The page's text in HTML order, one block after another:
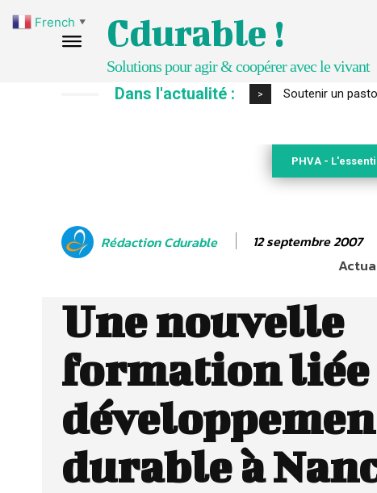
Cdurable !
Solutions pour agir & coopérer avec le vivant
Dans l'actualité : > Soutenir un
S’inspirer de
PHVA -
Rédaction Cdurable 12 septembre 2007
Une nouvelle
formation liée
durable à
French ▼